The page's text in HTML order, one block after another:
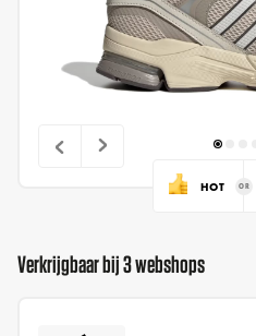
HOT
Verkrijgbaar bij 3 webshops